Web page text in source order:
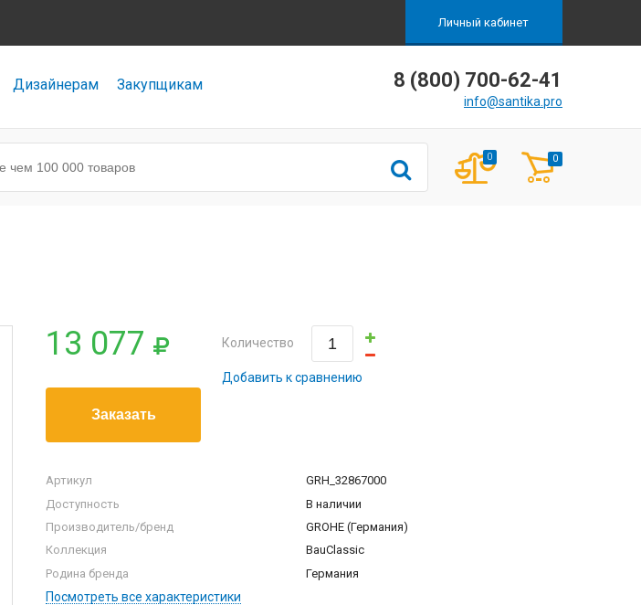
Личный кабинет
Дизайнерам Закупщикам 8 (800) 700-62-41
info@santika.pro
0 0
13 077 Количество
Добавить к сравнению
Артикул
GRH_32867000
Доступность
В наличии
Производитель/бренд
GROHE (Германия)
Коллекция
BauClassic
Родина бренда
Германия
Посмотреть все характеристики